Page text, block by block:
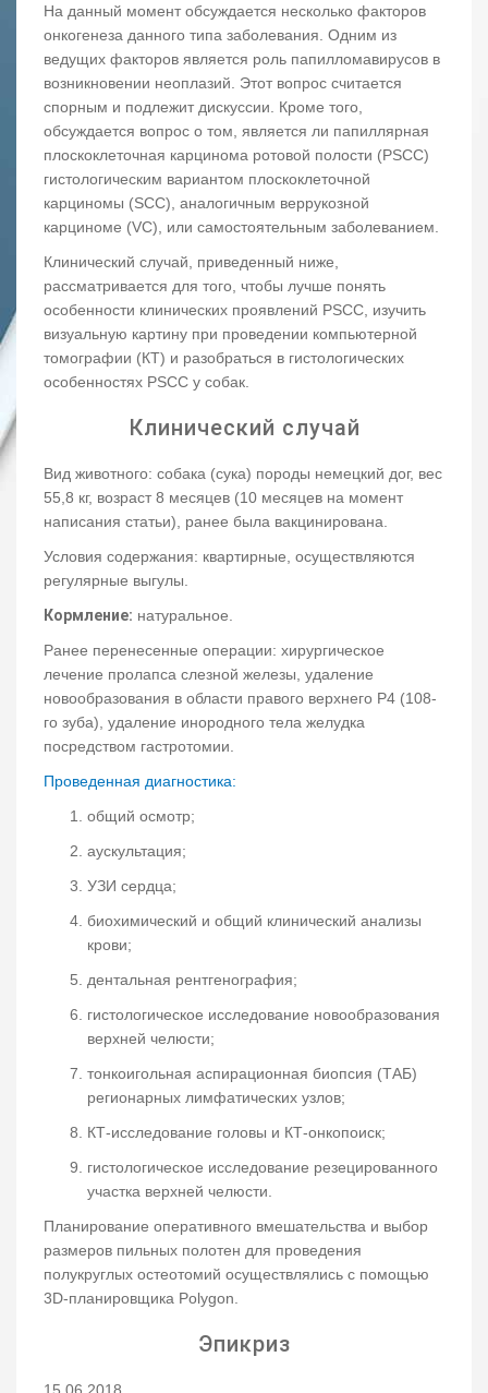
На данный момент обсуждается несколько факторов
онкогенеза данного типа заболевания. Одним из
ведущих факторов является роль папилломавирусов в
возникновении неоплазий. Этот вопрос считается
спорным и подлежит дискуссии. Кроме того,
обсуждается вопрос о том, является ли папиллярная
плоскоклеточная карцинома ротовой полости (PSCC)
гистологическим вариантом плоскоклеточной
карциномы (SCC), аналогичным веррукозной
карциноме (VC), или самостоятельным заболеванием.
Клинический случай, приведенный ниже,
рассматривается для того, чтобы лучше понять
особенности клинических проявлений PSCC, изучить
визуальную картину при проведении компьютерной
томографии (КТ) и разобраться в гистологических
особенностях PSCC у собак.
Клинический случай
Вид животного: собака (сука) породы немецкий дог, вес
55,8 кг, возраст 8 месяцев (10 месяцев на момент
написания статьи), ранее была вакцинирована.
Условия содержания: квартирные, осуществляются
регулярные выгулы.
Кормление: натуральное.
Ранее перенесенные операции: хирургическое
лечение пролапса слезной железы, удаление
новообразования в области правого верхнего P4 (108-
го зуба), удаление инородного тела желудка
посредством гастротомии.
Проведенная диагностика:
общий осмотр;
аускультация;
УЗИ сердца;
биохимический и общий клинический анализы
крови;
дентальная рентгенография;
гистологическое исследование новообразования
верхней челюсти;
тонкоигольная аспирационная биопсия (ТАБ)
регионарных лимфатических узлов;
КТ-исследование головы и КТ-онкопоиск;
гистологическое исследование резецированного
участка верхней челюсти.
Планирование оперативного вмешательства и выбор
размеров пильных полотен для проведения
полукруглых остеотомий осуществлялись с помощью
3D-планировщика Polygon.
Эпикриз